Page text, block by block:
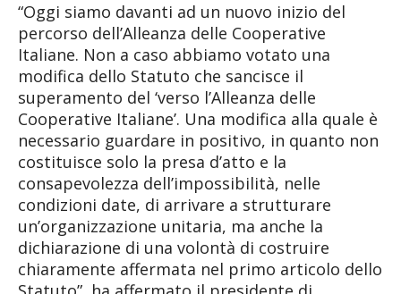
“Oggi siamo davanti ad un nuovo inizio del
percorso dell’Alleanza delle Cooperative
Italiane. Non a caso abbiamo votato una
modifica dello Statuto che sancisce il
superamento del ‘verso l’Alleanza delle
Cooperative Italiane’. Una modifica alla quale è
necessario guardare in positivo, in quanto non
costituisce solo la presa d’atto e la
consapevolezza dell’impossibilità, nelle
condizioni date, di arrivare a strutturare
un’organizzazione unitaria, ma anche la
dichiarazione di una volontà di costruire
chiaramente affermata nel primo articolo dello